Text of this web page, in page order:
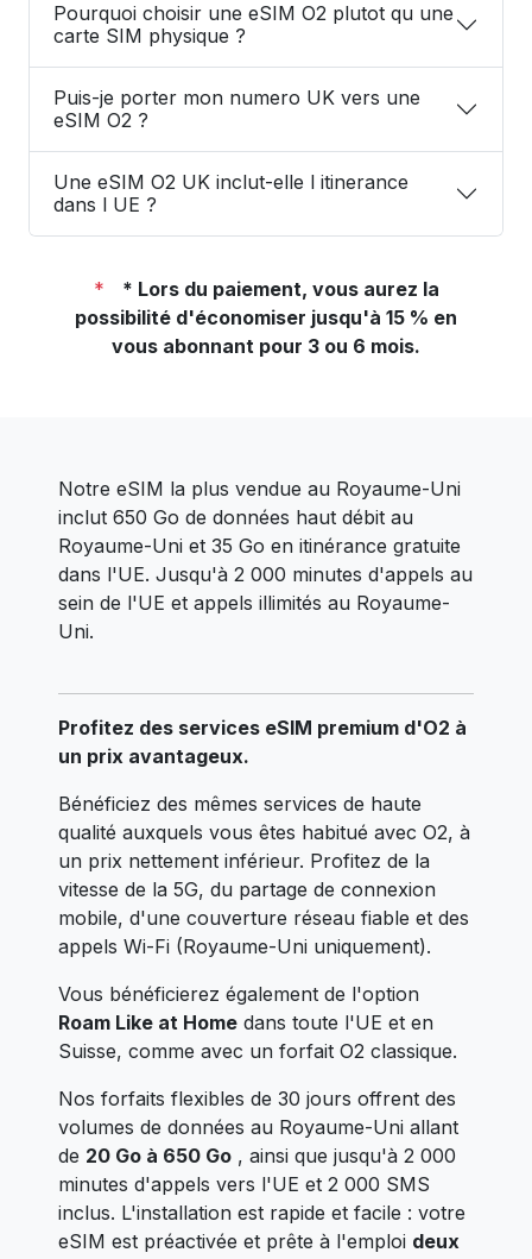
Pourquoi choisir une eSIM O2 plutot qu une
carte SIM physique ?
Puis-je porter mon numero UK vers une
eSIM O2 ?
Une eSIM O2 UK inclut-elle l itinerance
dans l UE ?
*
* Lors du paiement, vous aurez la
possibilité d'économiser jusqu'à 15 % en
vous abonnant pour 3 ou 6 mois.
Notre eSIM la plus vendue au Royaume-Uni
inclut 650 Go de données haut débit au
Royaume-Uni et 35 Go en itinérance gratuite
dans l'UE. Jusqu'à 2 000 minutes d'appels au
sein de l'UE et appels illimités au Royaume-
Uni.
Profitez des services eSIM premium d'O2 à
un prix avantageux.
Bénéficiez des mêmes services de haute
qualité auxquels vous êtes habitué avec O2, à
un prix nettement inférieur. Profitez de la
vitesse de la 5G, du partage de connexion
mobile, d'une couverture réseau fiable et des
appels Wi-Fi (Royaume-Uni uniquement).
Vous bénéficierez également de l'option
Roam Like at Home dans toute l'UE et en
Suisse, comme avec un forfait O2 classique.
Nos forfaits flexibles de 30 jours offrent des
volumes de données au Royaume-Uni allant
de 20 Go à 650 Go , ainsi que jusqu'à 2 000
minutes d'appels vers l'UE et 2 000 SMS
inclus. L'installation est rapide et facile : votre
eSIM est préactivée et prête à l'emploi deux